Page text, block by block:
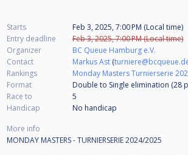
Starts
Feb 3, 2025, 7:00 PM (Local time)
Entry deadline
Feb 3, 2025, 7:00 PM (Local time)
Organizer
BC Queue Hamburg e.V.
Contact
Markus Ast (
Rankings
Monday Masters Turnierserie
Format
Double to Single elimination (28
Race to
5
Handicap
No handicap
More info
MONDAY MASTERS - TURNIERSERIE 2024/2025